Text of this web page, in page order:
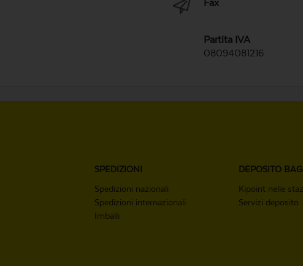
Fax
Partita IVA
08094081216
SPEDIZIONI
Spedizioni nazionali
Spedizioni internazionali
Imballi
DEPOSITO
Kipoint nelle
Servizi deposito